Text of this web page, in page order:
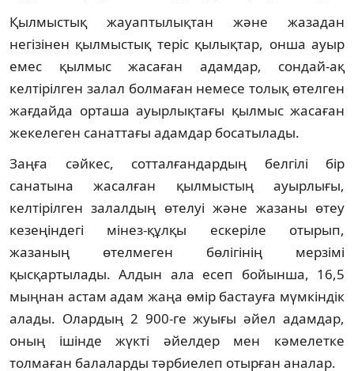
Қылмыстық жауаптылықтан және жазадан
негізінен қылмыстық теріс қылықтар, онша ауыр
емес қылмыс жасаған адамдар, сондай-ақ
келтірілген залал болмаған немесе толық өтелген
жағдайда орташа ауырлықтағы қылмыс жасаған
жекелеген санаттағы адамдар босатылады.
Заңға сәйкес, сотталғандардың белгілі бір
санатына жасалған қылмыстың ауырлығы,
келтірілген залалдың өтелуі және жазаны өтеу
кезеңіндегі мінез-құлқы ескеріле отырып,
жазаның өтелмеген бөлігінің мерзімі
қысқартылады. Алдын ала есеп бойынша, 16,5
мыңнан астам адам жаңа өмір бастауға мүмкіндік
алады. Олардың 2 900-ге жуығы әйел адамдар,
оның ішінде жүкті әйелдер мен кәмелетке
толмаған балаларды тәрбиелеп отырған аналар.